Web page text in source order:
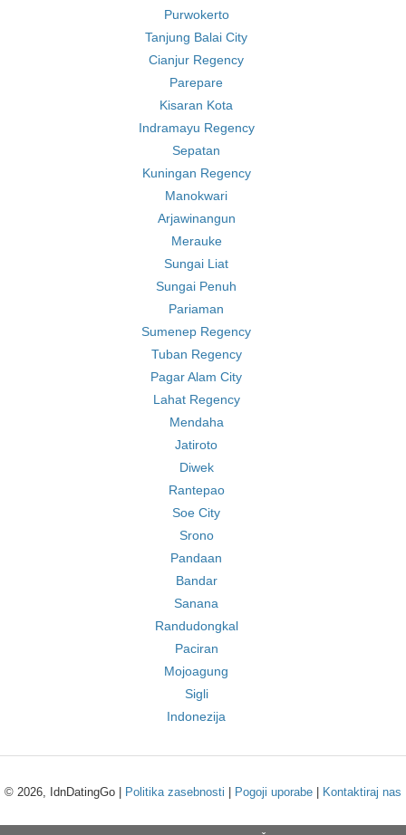
Purwokerto
Tanjung Balai City
Cianjur Regency
Parepare
Kisaran Kota
Indramayu Regency
Sepatan
Kuningan Regency
Manokwari
Arjawinangun
Merauke
Sungai Liat
Sungai Penuh
Pariaman
Sumenep Regency
Tuban Regency
Pagar Alam City
Lahat Regency
Mendaha
Jatiroto
Diwek
Rantepao
Soe City
Srono
Pandaan
Bandar
Sanana
Randudongkal
Paciran
Mojoagung
Sigli
Indonezija
© 2026, IdnDatingGo | Politika zasebnosti Pogoji uporabe Kontaktiraj nas